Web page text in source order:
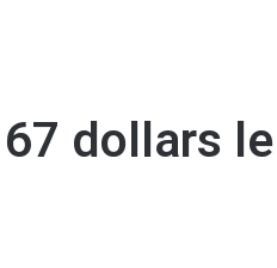
dollars le